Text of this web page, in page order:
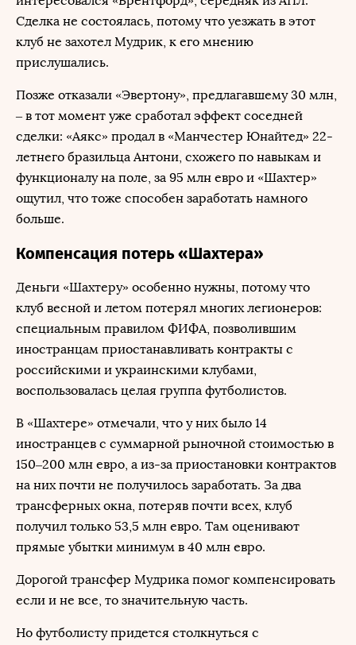
Сделка не состоялась, потому что уезжать в этот
клуб не захотел Мудрик, к его мнению
прислушались.
Позже отказали «Эвертону», предлагавшему 30 млн,
– в тот момент уже сработал эффект соседней
сделки: «Аякс» продал в «Манчестер Юнайтед» 22-
летнего бразильца Антони, схожего по навыкам и
функционалу на поле, за 95 млн евро и «Шахтер»
ощутил, что тоже способен заработать намного
больше.
Компенсация потерь «Шахтера»
Деньги «Шахтеру» особенно нужны, потому что
клуб весной и летом потерял многих легионеров:
специальным правилом ФИФА, позволившим
иностранцам приостанавливать контракты с
российскими и украинскими клубами,
воспользовалась целая группа футболистов.
В «Шахтере» отмечали, что у них было 14
иностранцев с суммарной рыночной стоимостью в
150–200 млн евро, а из-за приостановки контрактов
на них почти не получилось заработать. За два
трансферных окна, потеряв почти всех, клуб
получил только 53,5 млн евро. Там оценивают
прямые убытки минимум в 40 млн евро.
Дорогой трансфер Мудрика помог компенсировать
если и не все, то значительную часть.
Но футболисту придется столкнуться с